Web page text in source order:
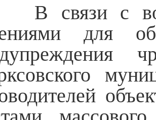
с
для